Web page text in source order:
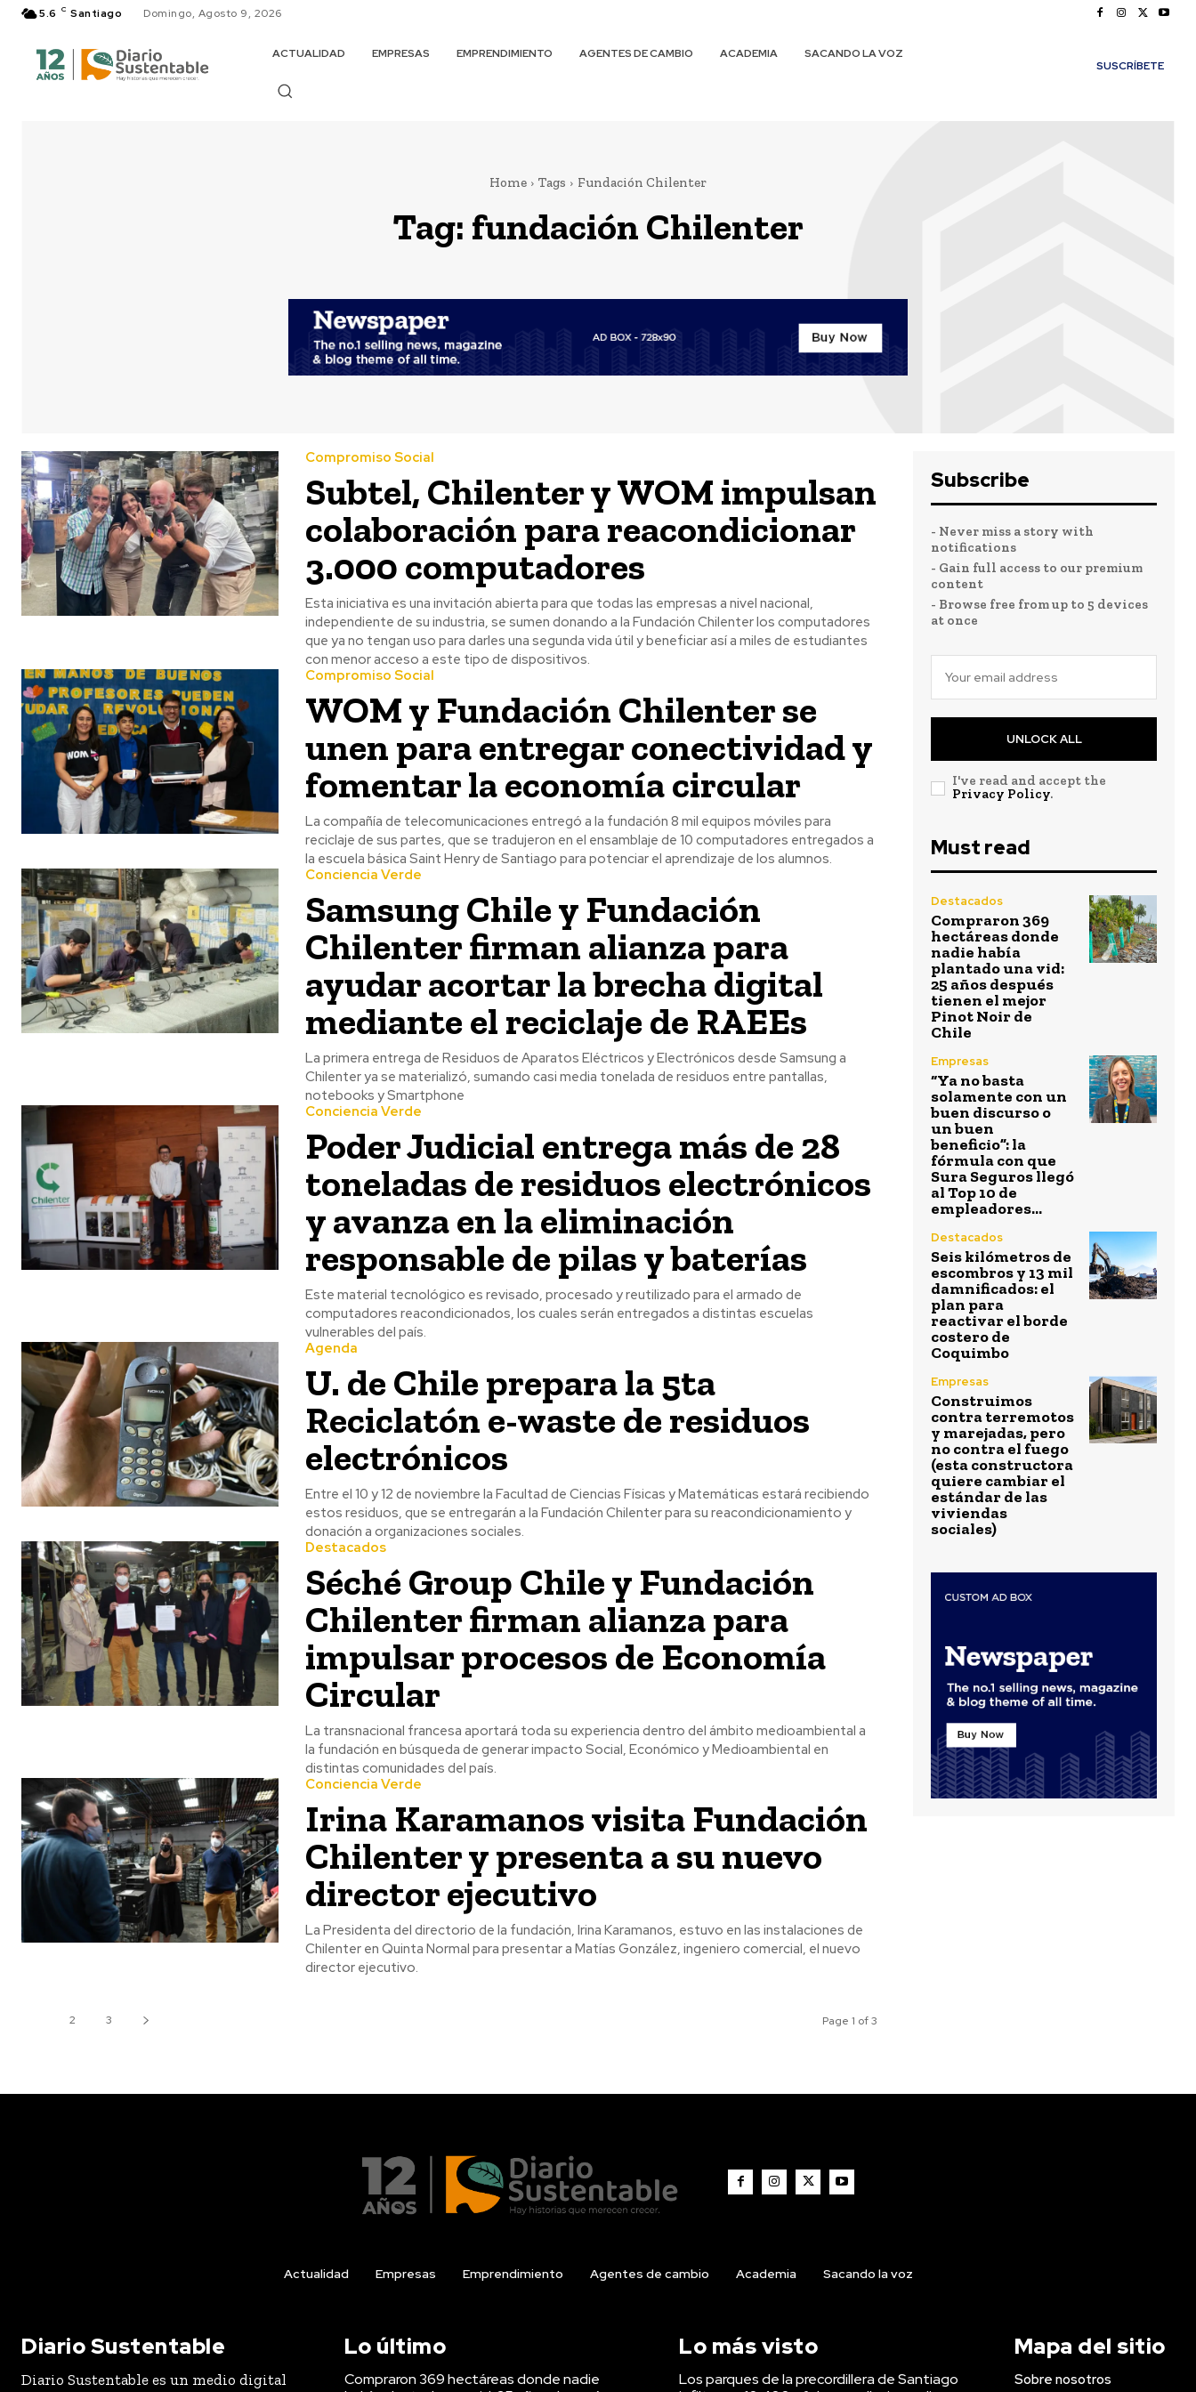
5.6 C Santiago Domingo, Agosto 9, 2026
ACTUALIDAD EMPRESAS EMPRENDIMIENTO AGENTES DE CAMBIO ACADEMIA
SACANDO LA VOZ
SUSCRÍBETE
Home Tags Fundación Chilenter
Tag: fundación Chilenter
Compromiso Social
Subtel, Chilenter y WOM impulsan
colaboración para reacondicionar
3.000 computadores
Esta iniciativa es una invitación abierta para que todas las empresas a nivel nacional,
independiente de su industria, se sumen donando a la Fundación Chilenter los computadores
que ya no tengan uso para darles una segunda vida útil y beneficiar así a miles de estudiantes
con menor acceso a este tipo de dispositivos.
Compromiso Social
WOM y Fundación Chilenter se
unen para entregar conectividad y
fomentar la economía circular
La compañía de telecomunicaciones entregó a la fundación 8 mil equipos móviles para
reciclaje de sus partes, que se tradujeron en el ensamblaje de 10 computadores entregados a
la escuela básica Saint Henry de Santiago para potenciar el aprendizaje de los alumnos.
Conciencia Verde
Samsung Chile y Fundación
Chilenter firman alianza para
ayudar acortar la brecha digital
mediante el reciclaje de RAEEs
La primera entrega de Residuos de Aparatos Eléctricos y Electrónicos desde Samsung a
Chilenter ya se materializó, sumando casi media tonelada de residuos entre pantallas,
notebooks y Smartphone
Conciencia Verde
Poder Judicial entrega más de 28
toneladas de residuos electrónicos
y avanza en la eliminación
responsable de pilas y baterías
Este material tecnológico es revisado, procesado y reutilizado para el armado de
computadores reacondicionados, los cuales serán entregados a distintas escuelas
vulnerables del país.
Agenda
U. de Chile prepara la 5ta
Reciclatón e-waste de residuos
electrónicos
Entre el 10 y 12 de noviembre la Facultad de Ciencias Físicas y Matemáticas estará recibiendo
estos residuos, que se entregarán a la Fundación Chilenter para su reacondicionamiento y
donación a organizaciones sociales.
Destacados
Séché Group Chile y Fundación
Chilenter firman alianza para
impulsar procesos de Economía
Circular
La transnacional francesa aportará toda su experiencia dentro del ámbito medioambiental a
la fundación en búsqueda de generar impacto Social, Económico y Medioambiental en
distintas comunidades del país.
Conciencia Verde
Irina Karamanos visita Fundación
Chilenter y presenta a su nuevo
director ejecutivo
La Presidenta del directorio de la fundación, Irina Karamanos, estuvo en las instalaciones de
Chilenter en Quinta Normal para presentar a Matías González, ingeniero comercial, el nuevo
director ejecutivo.
2 3 Page 1 of 3
Subscribe
- Never miss a story with
notifications
- Gain full access to our premium
content
- Browse free from up to 5 devices
at once
UNLOCK ALL
I've read and accept the
Privacy Policy.
Must read
Destacados
Compraron 369
hectáreas donde
nadie había
plantado una vid:
25 años después
tienen el mejor
Pinot Noir de
Chile
Empresas
“Ya no basta
solamente con un
buen discurso o
un buen
beneficio”: la
fórmula con que
Sura Seguros llegó
al Top 10 de
empleadores...
Destacados
Seis kilómetros de
escombros y 13 mil
damnificados: el
plan para
reactivar el borde
costero de
Coquimbo
Empresas
Construimos
contra terremotos
y marejadas, pero
no contra el fuego
(esta constructora
quiere cambiar el
estándar de las
viviendas
sociales)
Actualidad Empresas Emprendimiento Agentes de cambio Academia Sacando la voz
Diario Sustentable
Diario Sustentable es un medio digital
Lo último
Compraron 369 hectáreas donde nadie
Lo más visto
Los parques de la precordillera de Santiago
Mapa del sitio
Sobre nosotros